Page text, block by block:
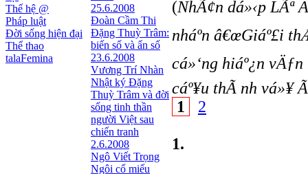
Thế hệ @
Pháp luật
Đời sống hiện đại
Thể thao
talaFemina
25.6.2008
Đoàn Cầm Thi
Đặng Thuỳ Trâm:
biến số và ẩn số
23.6.2008
Vương Trí Nhàn
Nhật ký Ðặng
Thuỳ Trâm và đời
sống tinh thần
người Việt sau
chiến tranh
2.6.2008
Ngô Viết Trọng
Ngôi cổ miếu
(NhÃ¢n dá»‹p LÃª
nháº­n â€œGiáº£i
cá»‘ng hiáº¿n vÄƒn
cáº¥u thÃ nh vá»¥
1
2
1.